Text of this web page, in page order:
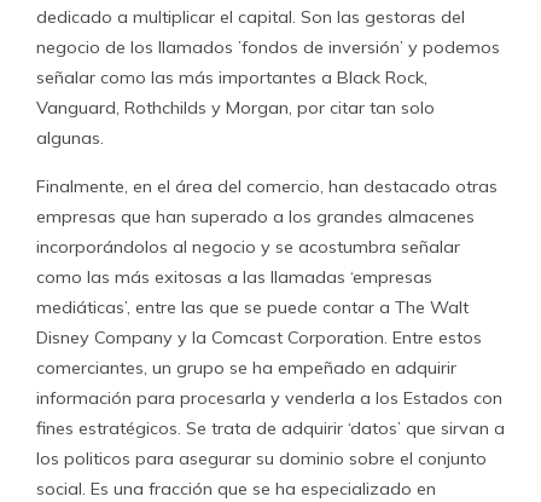
dedicado a multiplicar el capital. Son las gestoras del
negocio de los llamados ’fondos de inversión’ y podemos
señalar como las más importantes a Black Rock,
Vanguard, Rothchilds y Morgan, por citar tan solo
algunas.
Finalmente, en el área del comercio, han destacado otras
empresas que han superado a los grandes almacenes
incorporándolos al negocio y se acostumbra señalar
como las más exitosas a las llamadas ‘empresas
mediáticas’, entre las que se puede contar a The Walt
Disney Company y la Comcast Corporation. Entre estos
comerciantes, un grupo se ha empeñado en adquirir
información para procesarla y venderla a los Estados con
fines estratégicos. Se trata de adquirir ‘datos’ que sirvan a
los politicos para asegurar su dominio sobre el conjunto
social. Es una fracción que se ha especializado en